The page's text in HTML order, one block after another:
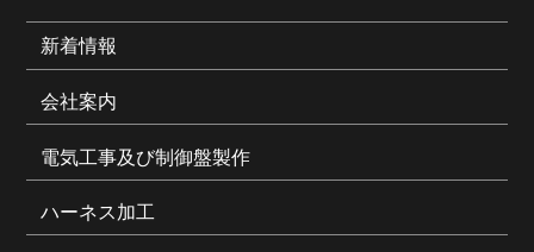
新着情報
会社案内
電気工事及び制御盤製作
ハーネス加工